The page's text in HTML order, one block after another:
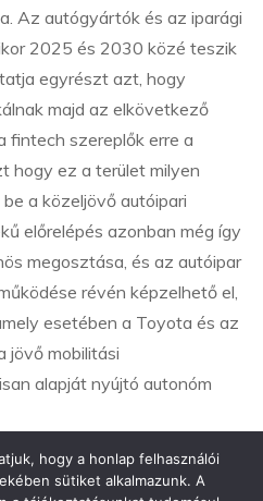
Az autógyártók és az iparági
2025 és 2030 közé teszik
egyrészt azt, hogy
majd az elkövetkező
fintech szereplők erre a
hogy ez a terület milyen
a közeljövő autóipari
előrelépés azonban még így
megosztása, és az autóipar
révén képzelhető el,
esetében a Toyota és az
jövő mobilitási
alapját nyújtó autonóm
hogy a honlap felhasználói
sütiket alkalmazunk. A